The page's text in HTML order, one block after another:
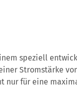
speziell
Stromstärke
nur für eine